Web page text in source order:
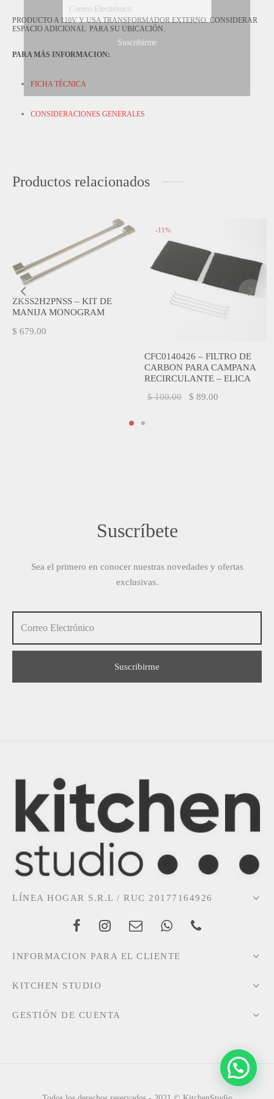
PRODUCTO A 110V Y USA TRANSFORMADOR EXTERNO. CONSIDERAR
ESPACIO ADICIONAL PARA SU UBICACIÓN.
PARA MÁS INFORMACION:
FICHA TÉCNICA
CONSIDERACIONES GENERALES
Productos relacionados
ZKSS2H2PNSS – KIT DE
MANIJA MONOGRAM
$ 679.00
-11 %
CFC0140426 – FILTRO DE
CARBON PARA CAMPANA
RECIRCULANTE – ELICA
$100.00
El precio
$ 89.00
Suscríbete
Sea el primero en conocer nuestras novedades y ofertas
exclusivas.
LÍNEA HOGAR S.R.L / RUC 20177164926
INFORMACION PARA EL CLIENTE
KITCHEN STUDIO
GESTIÓN DE CUENTA